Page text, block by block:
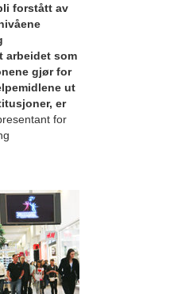
forstått av
arbeidet som
gjør for
ut
er
for